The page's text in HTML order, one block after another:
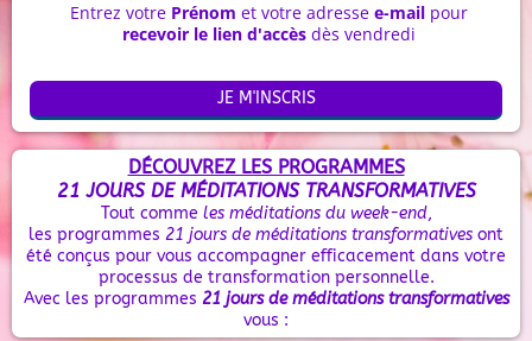
Entrez votre Prénom et votre adresse e-mail pour
recevoir le lien d'accès dès vendredi
JE M'INSCRIS
DÉCOUVREZ LES PROGRAMMES
21 JOURS DE MÉDITATIONS TRANSFORMATIVES
Tout comme les méditations du week-end,
les programmes 21 jours de méditations transformatives ont
été conçus pour vous accompagner efficacement dans votre
processus de transformation personnelle.
Avec les programmes 21 jours de méditations transformatives
vous :